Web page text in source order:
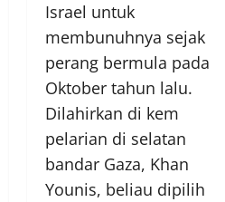
Israel untuk
membunuhnya sejak
perang bermula pada
Oktober tahun lalu.
Dilahirkan di kem
pelarian di selatan
bandar Gaza, Khan
Younis, beliau dipilih